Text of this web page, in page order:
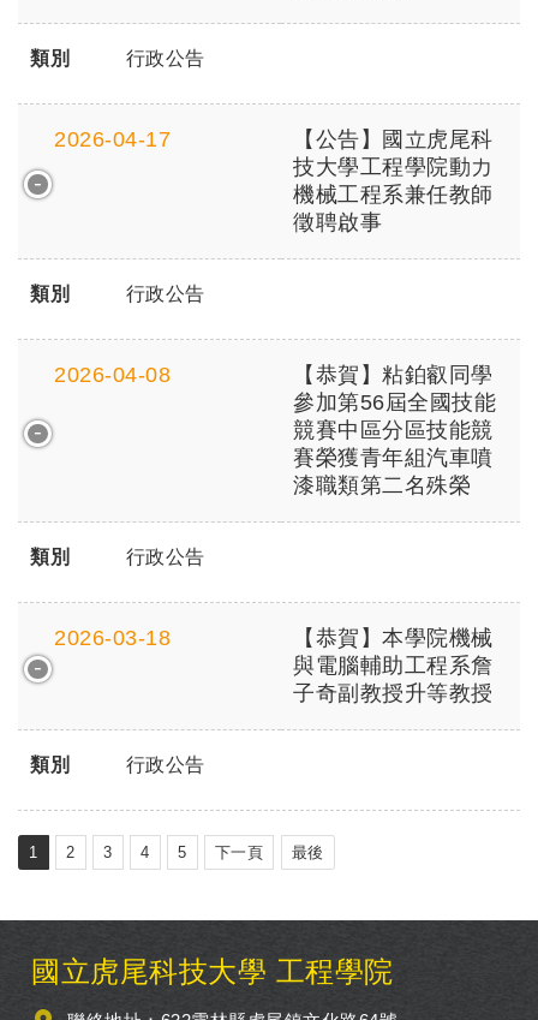
類別 行政公告
2026-04-17
【公告】國立虎尾科
技大學工程學院動力
機械工程系兼任教師
徵聘啟事
類別 行政公告
2026-04-08
【恭賀】粘鉑叡同學
參加第56屆全國技能
競賽中區分區技能競
賽榮獲青年組汽車噴
漆職類第二名殊榮
類別 行政公告
2026-03-18
【恭賀】本學院機械
與電腦輔助工程系詹
子奇副教授升等教授
類別 行政公告
1 2 3 4 5 下一頁 最後
:::國立虎尾科技大學 工程學院